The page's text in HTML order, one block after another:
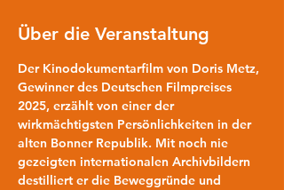
Über die Veranstaltung
Der Kinodokumentarfilm von Doris Metz,
Gewinner des Deutschen Filmpreises
2025, erzählt von einer der
wirkmächtigsten Persönlichkeiten in der
alten Bonner Republik. Mit noch nie
gezeigten internationalen Archivbildern
destilliert er die Beweggründe und